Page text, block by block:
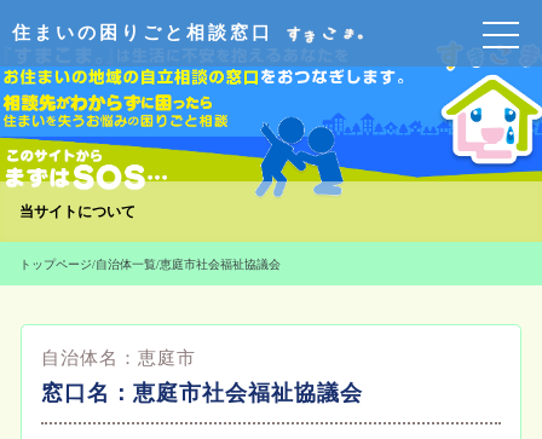
住まいの困りごと相談窓口
当サイトについて
トップページ/自治体一覧/恵庭市社会福祉協議会
自治体名： 恵庭市
窓口名： 恵庭市社会福祉協議会